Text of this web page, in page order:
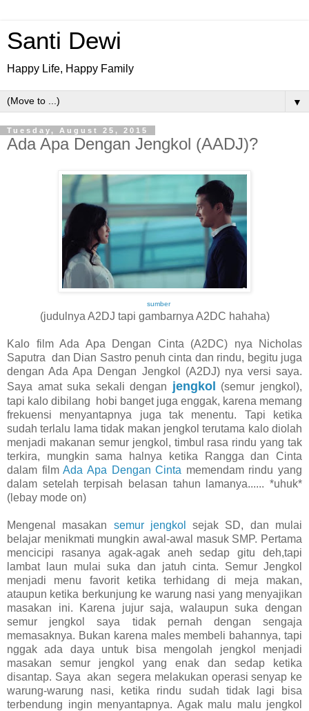
Santi Dewi
Happy Life, Happy Family
▼
Tuesday, August 25, 2015
Ada Apa Dengan Jengkol (AADJ)?
sumber
(judulnya A2DJ tapi gambarnya A2DC hahaha)
Kalo film Ada Apa Dengan Cinta (A2DC) nya Nicholas
Saputra dan Dian Sastro penuh cinta dan rindu, begitu juga
dengan Ada Apa Dengan Jengkol (A2DJ) nya versi saya.
Saya amat suka sekali dengan jengkol (semur jengkol),
tapi kalo dibilang hobi banget juga enggak, karena memang
frekuensi menyantapnya juga tak menentu. Tapi ketika
sudah terlalu lama tidak makan jengkol terutama kalo diolah
menjadi makanan semur jengkol, timbul rasa rindu yang tak
terkira, mungkin sama halnya ketika Rangga dan Cinta
dalam filmAda Apa Dengan Cinta memendam rindu yang
dalam setelah terpisah belasan tahun lamanya...... *uhuk*
(lebay mode on)
Mengenal masakan semur jengkol
sejak SD, dan mulai
belajar menikmati mungkin awal-awal masuk SMP. Pertama
mencicipi rasanya agak-agak aneh sedap gitu deh,tapi
lambat laun mulai suka dan jatuh cinta. Semur Jengkol
menjadi menu favorit ketika terhidang di meja makan,
ataupun ketika berkunjung ke warung nasi yang menyajikan
masakan ini. Karena jujur saja, walaupun suka dengan
semur jengkol saya tidak pernah dengan sengaja
memasaknya. Bukan karena males membeli bahannya, tapi
nggak ada daya untuk bisa mengolah jengkol menjadi
masakan semur jengkol yang enak dan sedap ketika
disantap. Saya akan segera melakukan operasi senyap ke
warung-warung nasi, ketika rindu sudah tidak lagi bisa
terbendung ingin menyantapnya. Agak malu malu jengkol